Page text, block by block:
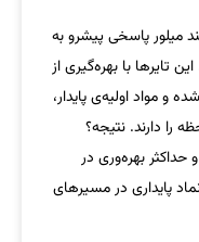
میلور پاسخی پیشرو به
تایرها با بهره‌گیری از
مواد اولیه‌ی پایدار،
را دارند. نتیجه؟
بهره‌وری در
پایداری در مسیرهای